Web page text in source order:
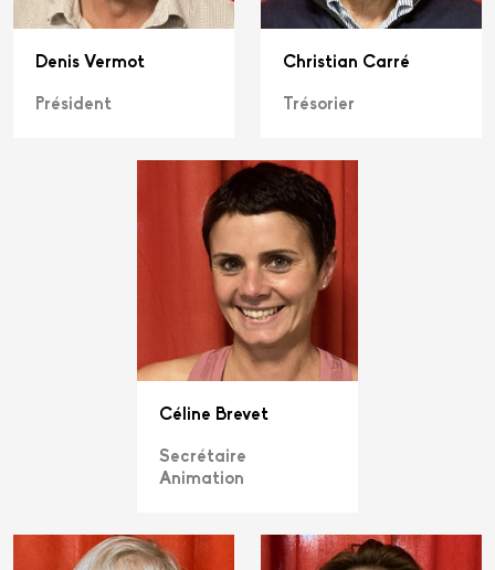
Denis Vermot
Président
Christian Carré
Trésorier
Céline Brevet
Secrétaire
Animation